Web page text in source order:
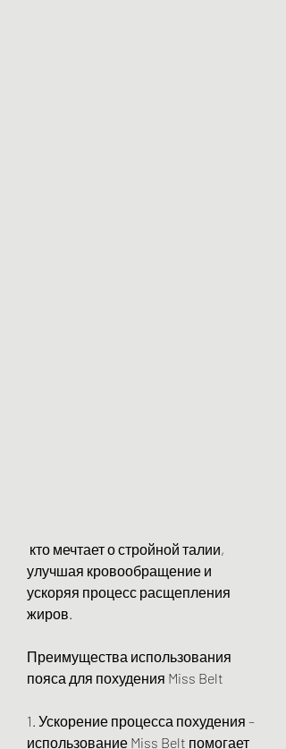
улучшая кровообращение и
ускоряя процесс расщепления
жиров.
Преимущества использования
пояса для похудения Miss Belt
1. Ускорение процесса похудения –
использование Miss Belt помогает